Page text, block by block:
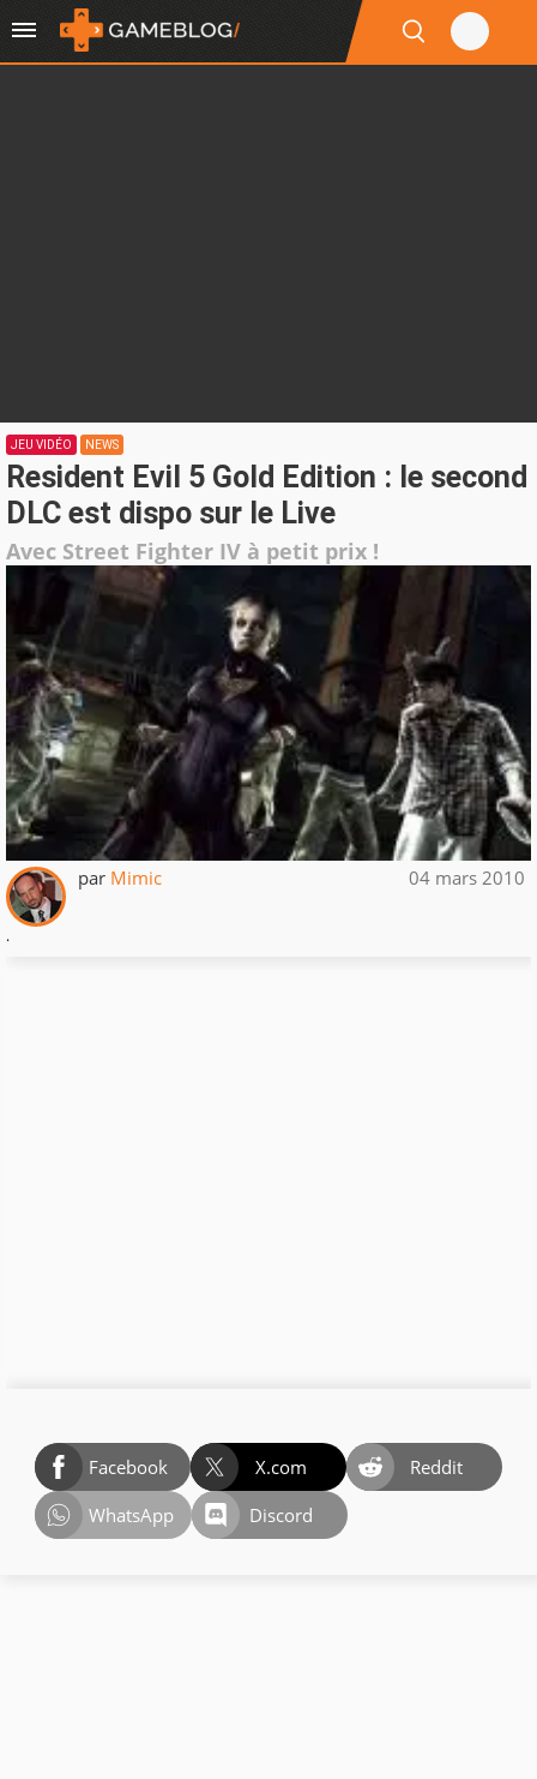
JEU VIDÉO NEWS
Resident Evil 5 Gold Edition : le second
DLC est dispo sur le Live
Avec Street Fighter IV à petit prix !
par Mimic 04 mars 2010
.
Facebook X.com
Reddit
WhatsApp
Discord